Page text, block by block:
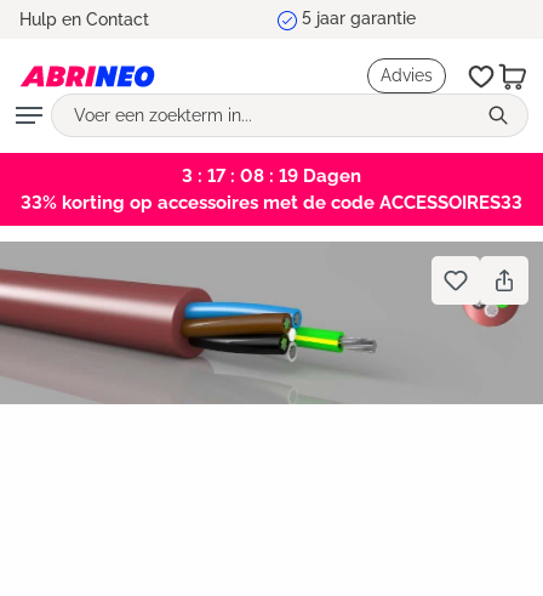
Hulp en Contact 5 jaar garantie
Advies
3 : 17 : 08 : 19 Dagen
33% korting op accessoires met de code ACCESSOIRES33